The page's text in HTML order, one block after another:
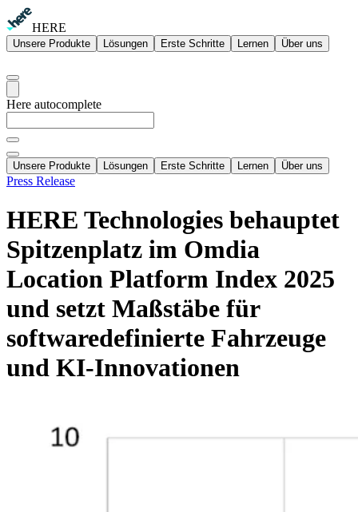
HERE
Unsere Produkte Lösungen Erste Schritte Lernen Über uns
Here autocomplete
Unsere Produkte Lösungen Erste Schritte Lernen Über uns
Press Release
HERE Technologies behauptet
Spitzenplatz im Omdia
Location Platform Index 2025
und setzt Maßstäbe für
softwaredefinierte Fahrzeuge
und KI-Innovationen